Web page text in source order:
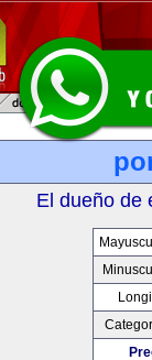
El dueño de